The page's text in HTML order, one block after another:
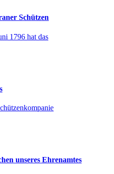
Schützen
1796 hat das
unseres Ehrenamtes